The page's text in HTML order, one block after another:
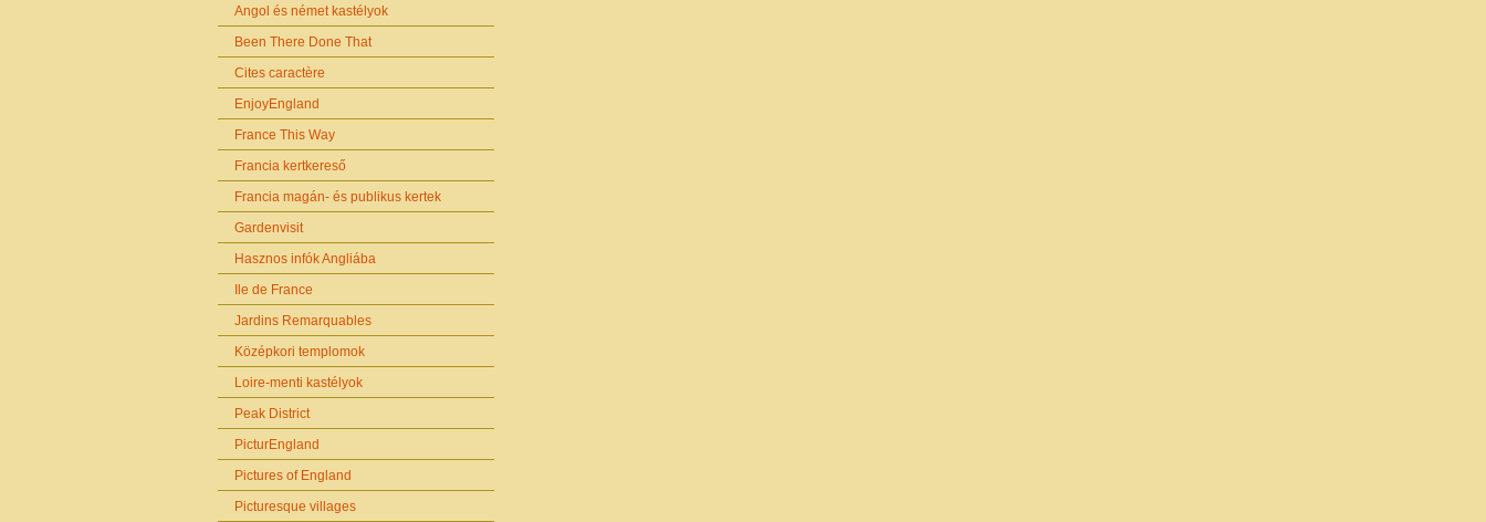
Angol és német kastélyok
Been There Done That
Cites caractère
EnjoyEngland
France This Way
Francia kertkereső
Francia magán- és publikus kertek
Gardenvisit
Hasznos infók Angliába
Ile de France
Jardins Remarquables
Középkori templomok
Loire-menti kastélyok
Peak District
PicturEngland
Pictures of England
Picturesque villages